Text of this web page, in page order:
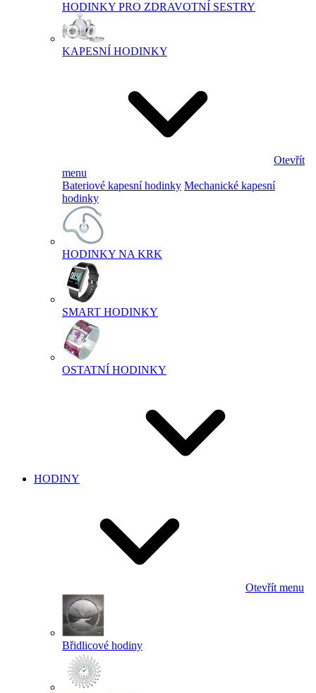
HODINKY PRO ZDRAVOTNÍ SESTRY
KAPESNÍ HODINKY
Otevřít
menu
Bateriové kapesní hodinky Mechanické kapesní
hodinky
HODINKY NA KRK
SMART HODINKY
OSTATNÍ HODINKY
HODINY
Otevřít menu
Břidlicové hodiny